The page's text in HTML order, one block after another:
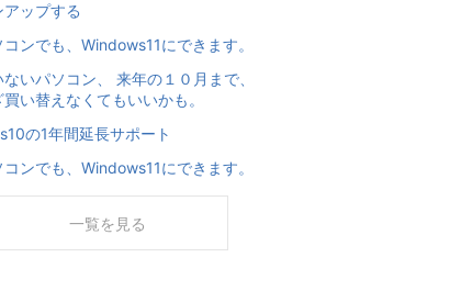
ップする
ンでも、Windows11にできます。
いパソコン、 来年の１０月まで、
い替えなくてもいいかも。
の1年間延長サポート
ンでも、Windows11にできます。
一覧を見る